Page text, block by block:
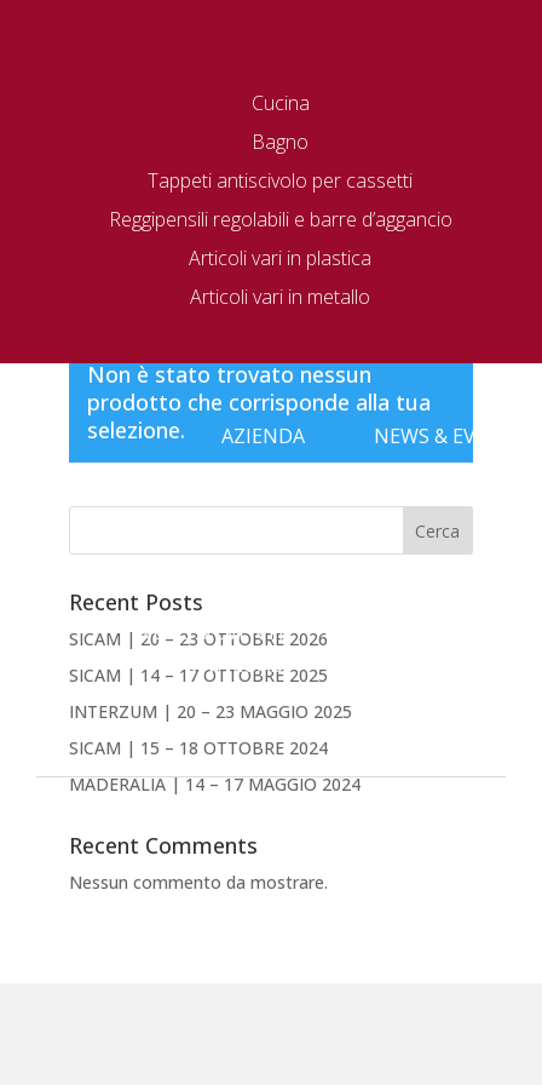
Cucina
Bagno
Tappeti antiscivolo per cassetti
Reggipensili regolabili e barre d’aggancio
Articoli vari in plastica
Articoli vari in metallo
AZIENDA NEWS & EVENTI
AZIENDA
NEWS & EVENTI
DOWNLOAD
Non è stato trovato nessun
prodotto che corrisponde alla tua
selezione.
Cerca
Recent Posts
SICAM | 20 – 23 OTTOBRE 2026
SICAM | 14 – 17 OTTOBRE 2025
INTERZUM | 20 – 23 MAGGIO 2025
SICAM | 15 – 18 OTTOBRE 2024
MADERALIA | 14 – 17 MAGGIO 2024
Recent Comments
Nessun commento da mostrare.